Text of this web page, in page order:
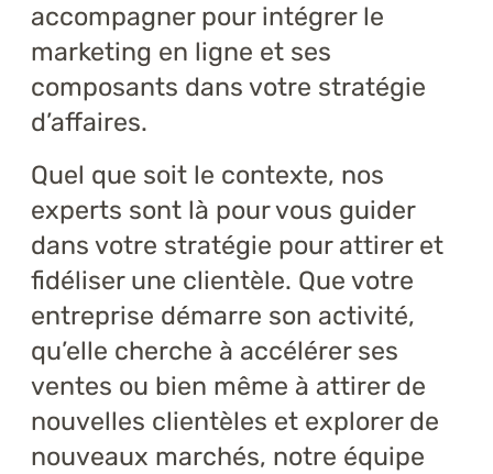
Carrière
Nous joindre
accompagner pour intégrer le
marketing en ligne et ses
composants dans votre stratégie
d’affaires.
Quel que soit le contexte, nos
experts sont là pour vous guider
dans votre stratégie pour attirer et
fidéliser une clientèle. Que votre
entreprise démarre son activité,
qu’elle cherche à accélérer ses
ventes ou bien même à attirer de
nouvelles clientèles et explorer de
nouveaux marchés, notre équipe